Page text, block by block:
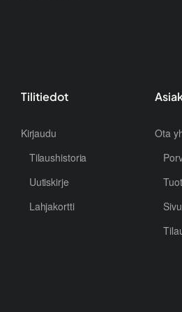
Tilitiedot
Kirjaudu
Tilaushistoria
Uutiskirje
Lahjakortti
Ota